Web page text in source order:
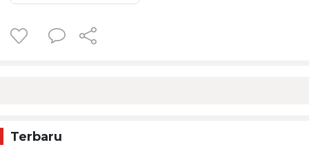
Terbaru